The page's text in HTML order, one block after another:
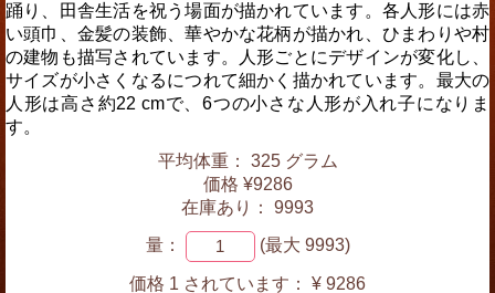
踊り、田舎生活を祝う場面が描かれています。各人形には赤
い頭巾、金髪の装飾、華やかな花柄が描かれ、ひまわりや村
の建物も描写されています。人形ごとにデザインが変化し、
サイズが小さくなるにつれて細かく描かれています。最大の
人形は高さ約22 cmで、6つの小さな人形が入れ子になりま
す。
平均体重： 325 グラム
価格 ¥9286
在庫あり： 9993
量： (最大 9993)
価格 1 されています：
¥ 9286